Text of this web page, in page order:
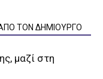
ΤΟΝ ΔΗΜΙΟΥΡΓΟ
μαζί στη